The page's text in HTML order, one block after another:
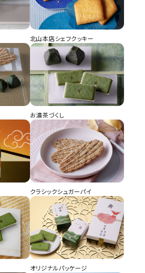
北山本店シェフクッキー
お濃茶づくし
クラシックシュガーパイ
オリジナルパッケージ